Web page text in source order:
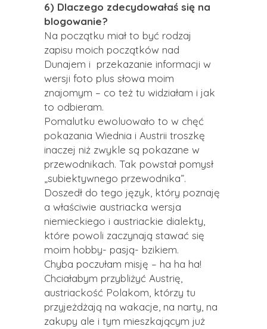
6) Dlaczego zdecydowałaś się na
blogowanie?
Na początku miał to być rodzaj
zapisu moich początków nad
Dunajem i przekazanie informacji w
wersji foto plus słowa moim
znajomym – co też tu widziałam i jak
to odbieram.
Pomalutku ewoluowało to w chęć
pokazania Wiednia i Austrii troszkę
inaczej niż zwykle są pokazane w
przewodnikach. Tak powstał pomysł
„subiektywnego przewodnika”.
Doszedł do tego język, który poznaję
a właściwie austriacka wersja
niemieckiego i austriackie dialekty,
które powoli zaczynają stawać się
moim hobby- pasją- bzikiem.
Chyba poczułam misję – ha ha ha!
Chciałabym przybliżyć Austrię,
austriackość Polakom, którzy tu
przyjeżdżają na wakacje, na narty, na
zakupy ale i tym mieszkającym już